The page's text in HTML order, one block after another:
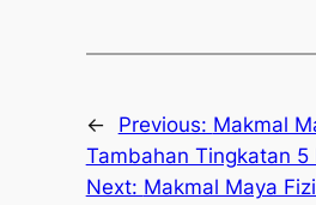
← Previous: Makmal
Tambahan Tingkatan 5
Next: Makmal Maya